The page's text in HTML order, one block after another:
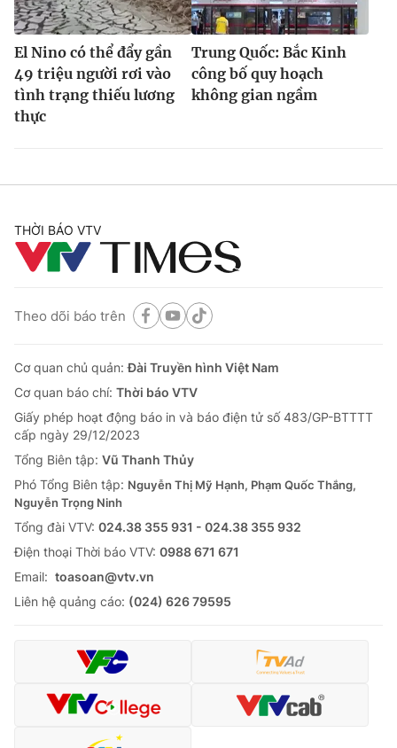
El Nino có thể đẩy gần
49 triệu người rơi vào
tình trạng thiếu lương
thực
Trung Quốc: Bắc Kinh
công bố quy hoạch
không gian ngầm
THỜI BÁO VTV
Theo dõi báo trên
Cơ quan chủ quản:Đài Truyền hình Việt Nam
Cơ quan báo chí: Thời báo VTV
Giấy phép hoạt động báo in và báo điện tử số 483/GP-BTTTT
cấp ngày 29/12/2023
Tổng Biên tập: Vũ Thanh Thủy
Phó Tổng Biên tập: Nguyễn Thị Mỹ Hạnh, Phạm Quốc Thắng,
Nguyễn Trọng Ninh
Tổng đài VTV: 024.38 355 931 - 024.38 355 932
Ðiện thoại Thời báo VTV: 0988 671 671
Email: toasoan@vtv.vn
Liên hệ quảng cáo: (024) 626 79595